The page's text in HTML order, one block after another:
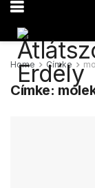
Home Címke
Címke: